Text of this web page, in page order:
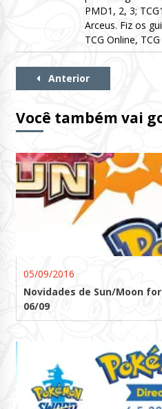
PMD1, 2, 3;
Arceus. Fiz os
TCG Online,
Continue
Anterior
Você também vai
05/09/2016
Novidades de Sun/Moon
06/09